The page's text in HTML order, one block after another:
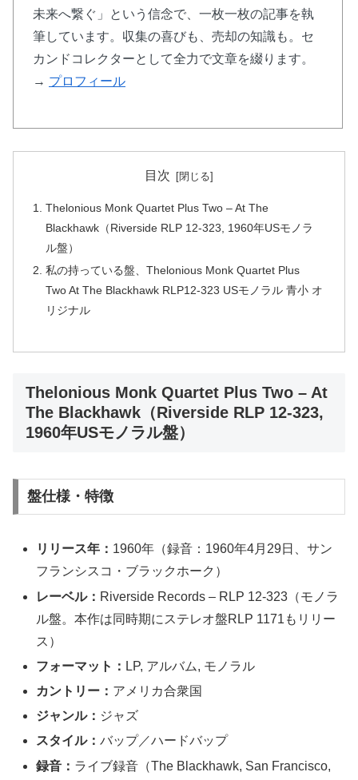
未来へ繋ぐ」という信念で、一枚一枚の記事を執
筆しています。収集の喜びも、売却の知識も。セ
カンドコレクターとして全力で文章を綴ります。
→ プロフィール
目次
Thelonious Monk Quartet Plus Two – At The
Blackhawk（Riverside RLP 12-323, 1960年USモノラ
ル盤）
私の持っている盤、Thelonious Monk Quartet Plus
Two At The Blackhawk RLP12-323 USモノラル 青小 オ
リジナル
Thelonious Monk Quartet Plus Two – At
The Blackhawk（Riverside RLP 12-323,
1960年USモノラル盤）
盤仕様・特徴
リリース年： 1960年（録音：1960年4月29日、サン
フランシスコ・ブラックホーク）
レーベル： Riverside Records – RLP 12-323（モノラ
ル盤。本作は同時期にステレオ盤RLP 1171もリリー
ス）
フォーマット： LP, アルバム, モノラル
カントリー： アメリカ合衆国
ジャンル： ジャズ
スタイル：バップ／ハードバップ
録音： ライブ録音（The Blackhawk, San Francisco,